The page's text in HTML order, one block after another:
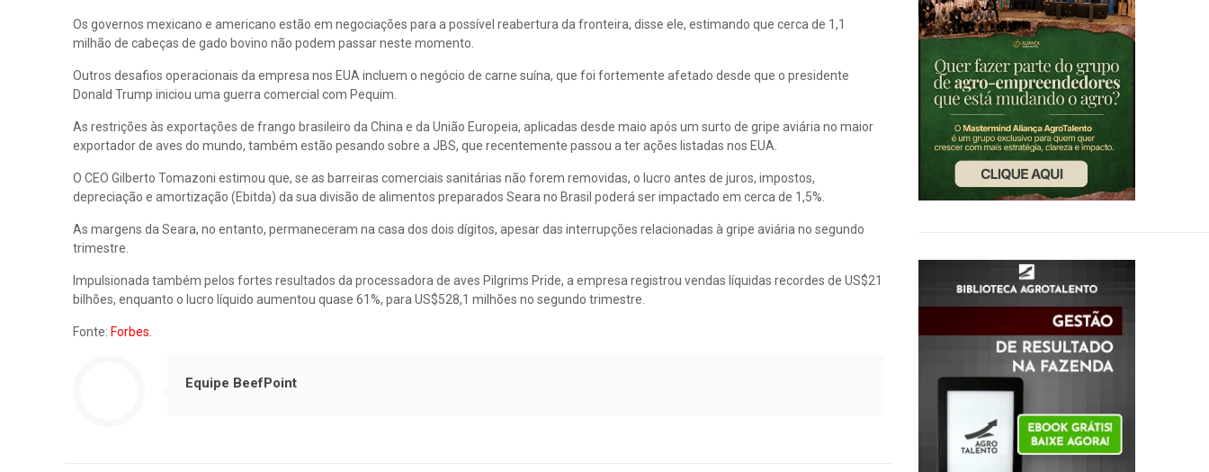
Os governos mexicano e americano estão em negociações para a possível reabertura da fronteira, disse ele, estimando que cerca de 1,1
milhão de cabeças de gado bovino não podem passar neste momento.
Outros desafios operacionais da empresa nos EUA incluem o negócio de carne suína, que foi fortemente afetado desde que o presidente
Donald Trump iniciou uma guerra comercial com Pequim.
As restrições às exportações de frango brasileiro da China e da União Europeia, aplicadas desde maio após um surto de gripe aviária no maior
exportador de aves do mundo, também estão pesando sobre a JBS, que recentemente passou a ter ações listadas nos EUA.
O CEO Gilberto Tomazoni estimou que, se as barreiras comerciais sanitárias não forem removidas, o lucro antes de juros, impostos,
depreciação e amortização (Ebitda) da sua divisão de alimentos preparados Seara no Brasil poderá ser impactado em cerca de 1,5%.
As margens da Seara, no entanto, permaneceram na casa dos dois dígitos, apesar das interrupções relacionadas à gripe aviária no segundo
trimestre.
Impulsionada também pelos fortes resultados da processadora de aves Pilgrims Pride, a empresa registrou vendas líquidas recordes de US$21
bilhões, enquanto o lucro líquido aumentou quase 61%, para US$528,1 milhões no segundo trimestre.
Fonte: Forbes.
Equipe BeefPoint